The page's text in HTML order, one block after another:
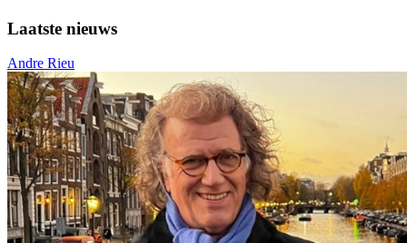
Laatste nieuws
Andre Rieu